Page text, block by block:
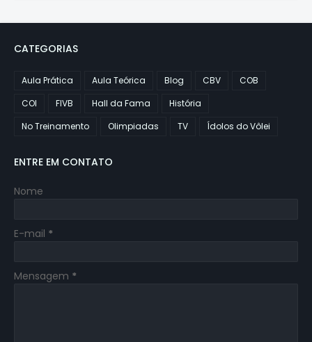
CATEGORIAS
Aula Prática Aula Teórica Blog CBV
COB
COI
FIVB Hall da Fama
História
No Treinamento
Olimpiadas TV Ídolos do Vôlei
ENTRE EM CONTATO
Nome
E-mail *
Mensagem *